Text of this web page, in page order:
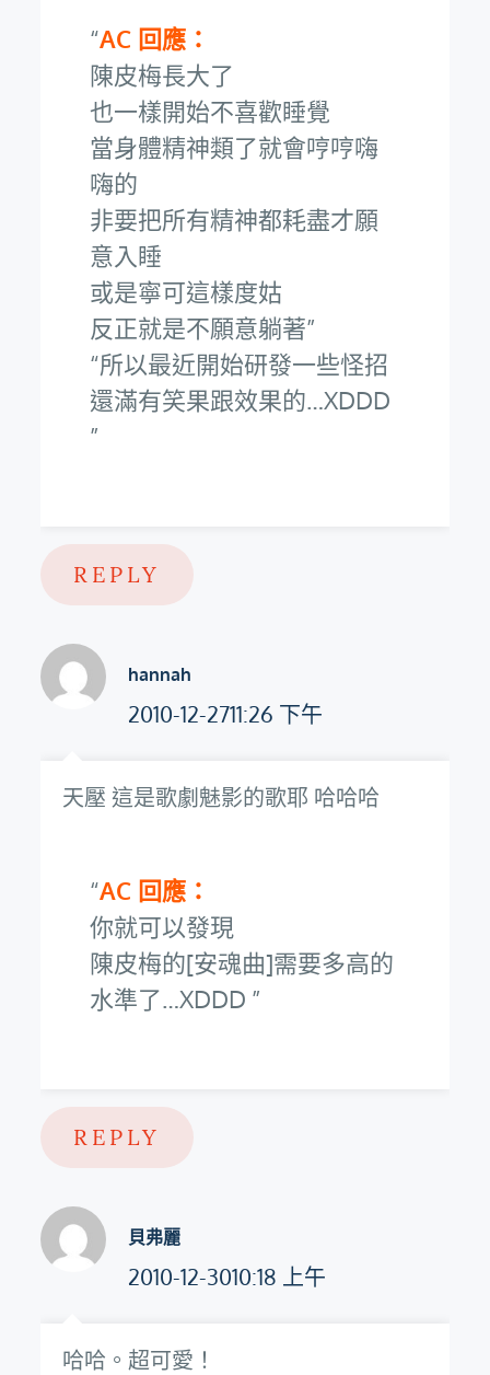
AC 回應：
陳皮梅長大了
也一樣開始不喜歡睡覺
當身體精神類了就會哼哼嗨
嗨的
非要把所有精神都耗盡才願
意入睡
或是寧可這樣度姑
反正就是不願意躺著
所以最近開始研發一些怪招
還滿有笑果跟效果的…XDDD
REPLY
hannah
2010-12-2711:26 下午
天壓 這是歌劇魅影的歌耶 哈哈哈
AC 回應：
你就可以發現
陳皮梅的[安魂曲]需要多高的
水準了…XDDD
REPLY
貝弗麗
2010-12-3010:18 上午
哈哈。超可愛！